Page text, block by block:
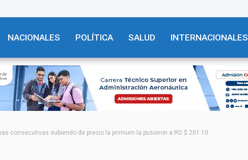
NACIONALES POLÍTICA SALUD INTERNACIONALES
consecutivas subiendo de precio la primium la pusieron a RD $ 201.10